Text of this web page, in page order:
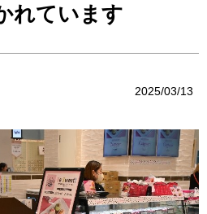
れています
2025/03/13